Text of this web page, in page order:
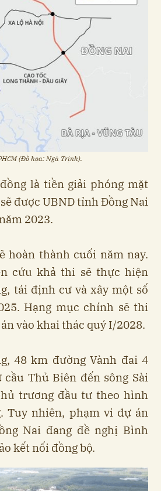
(Đồ họa: Ngà Trịnh).
là tiền giải phóng mặt
được UBND tỉnh Đồng Nai
2023.
hoàn thành cuối năm nay.
cứu khả thi sẽ thực hiện
tái định cư và xây một số
Hạng mục chính sẽ thi
vào khai thác quý I/2028.
48 km đường Vành đai 4
Thủ Biên đến sông Sài
trương đầu tư theo hình
Tuy nhiên, phạm vi dự án
Nai đang đề nghị Bình
kết nối đồng bộ.